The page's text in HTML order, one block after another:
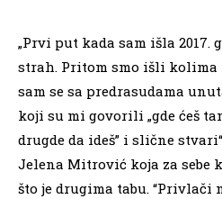
„Prvi put kada sam išla 2017.
strah. Pritom smo išli kolima
sam se sa predrasudama
koji su mi govorili „gde ćeš
drugde da ideš” i slične
Jelena Mitrović koja za sebe
što je drugima tabu. “Privlači